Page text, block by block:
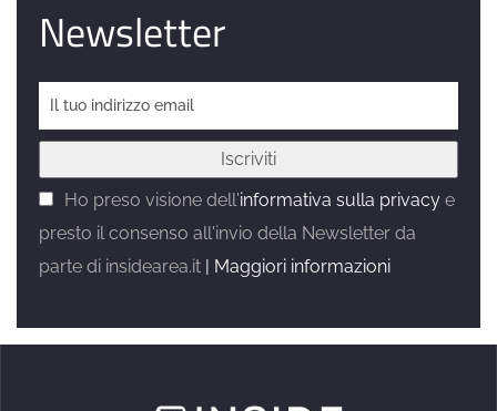
Newsletter
Ho preso visione dell'informativa sulla privacy e
presto il consenso all'invio della Newsletter da
parte di insidearea.it | Maggiori informazioni